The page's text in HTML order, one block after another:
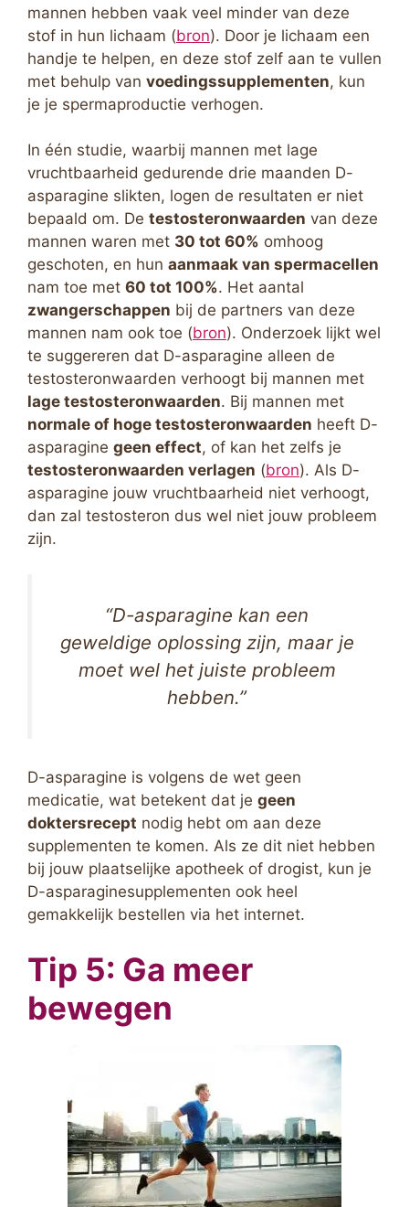
mannen hebben vaak veel minder van deze
stof in hun lichaam (bron). Door je lichaam een
handje te helpen, en deze stof zelf aan te vullen
met behulp van voedingssupplementen, kun
je je spermaproductie verhogen.
In één studie, waarbij mannen met lage
vruchtbaarheid gedurende drie maanden D-
asparagine slikten, logen de resultaten er niet
bepaald om. De testosteronwaarden van deze
mannen waren met 30 tot 60% omhoog
geschoten, en hun aanmaak van spermacellen
nam toe met 60 tot 100%. Het aantal
zwangerschappen bij de partners van deze
mannen nam ook toe (bron). Onderzoek lijkt wel
te suggereren dat D-asparagine alleen de
testosteronwaarden verhoogt bij mannen met
lage testosteronwaarden. Bij mannen met
normale of hoge testosteronwaarden heeft D-
asparagine geen effect, of kan het zelfs je
testosteronwaarden verlagen (bron). Als D-
asparagine jouw vruchtbaarheid niet verhoogt,
dan zal testosteron dus wel niet jouw probleem
zijn.
“D-asparagine kan een
geweldige oplossing zijn, maar je
moet wel het juiste probleem
hebben.”
D-asparagine is volgens de wet geen
medicatie, wat betekent dat je geen
doktersrecept nodig hebt om aan deze
supplementen te komen. Als ze dit niet hebben
bij jouw plaatselijke apotheek of drogist, kun je
D-asparaginesupplementen ook heel
gemakkelijk bestellen via het internet.
Tip 5: Ga meer
bewegen